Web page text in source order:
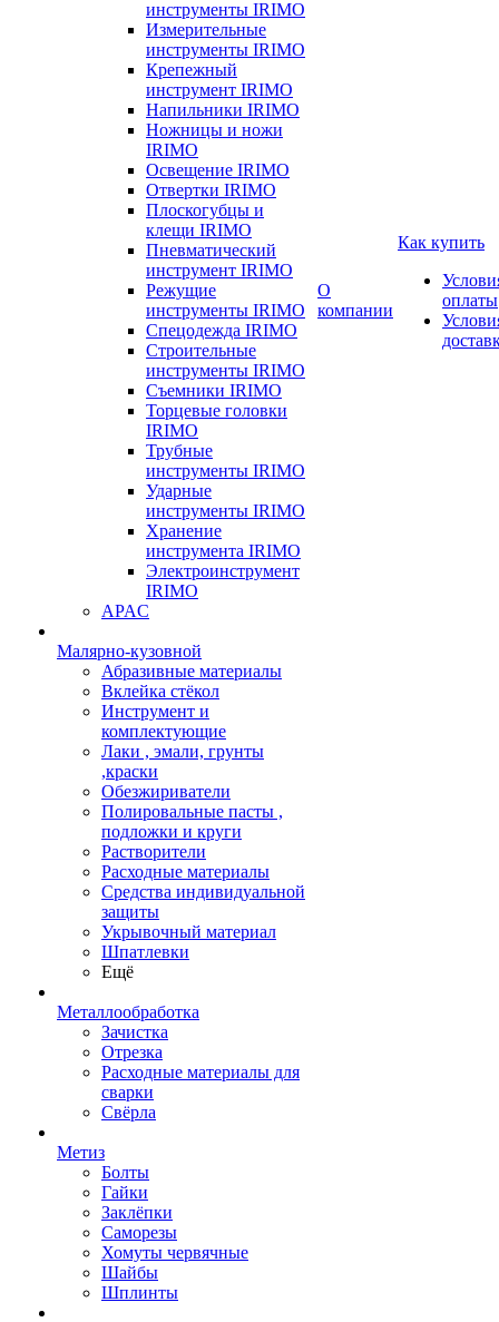
инструменты IRIMO
Измерительные
инструменты IRIMO
Крепежный
инструмент IRIMO
Напильники IRIMO
Ножницы и ножи
IRIMO
Освещение IRIMO
Отвертки IRIMO
Плоскогубцы и
клещи IRIMO
Пневматический
инструмент IRIMO
Режущие
инструменты IRIMO
Спецодежда IRIMO
Строительные
инструменты IRIMO
Съемники IRIMO
Торцевые головки
IRIMO
Трубные
инструменты IRIMO
Ударные
инструменты IRIMO
Хранение
инструмента IRIMO
Электроинструмент
IRIMO
APAC
Малярно-кузовной
Абразивные материалы
Вклейка стёкол
Инструмент и
комплектующие
Лаки , эмали, грунты
,краски
Обезжириватели
Полировальные пасты ,
подложки и круги
Растворители
Расходные материалы
Средства индивидуальной
защиты
Укрывочный материал
Шпатлевки
Ещё
Металлообработка
Зачистка
Отрезка
Расходные материалы для
сварки
Свёрла
Метиз
Болты
Гайки
Заклёпки
Саморезы
Хомуты червячные
Шайбы
Шплинты
О
компании
Как купить
оплаты